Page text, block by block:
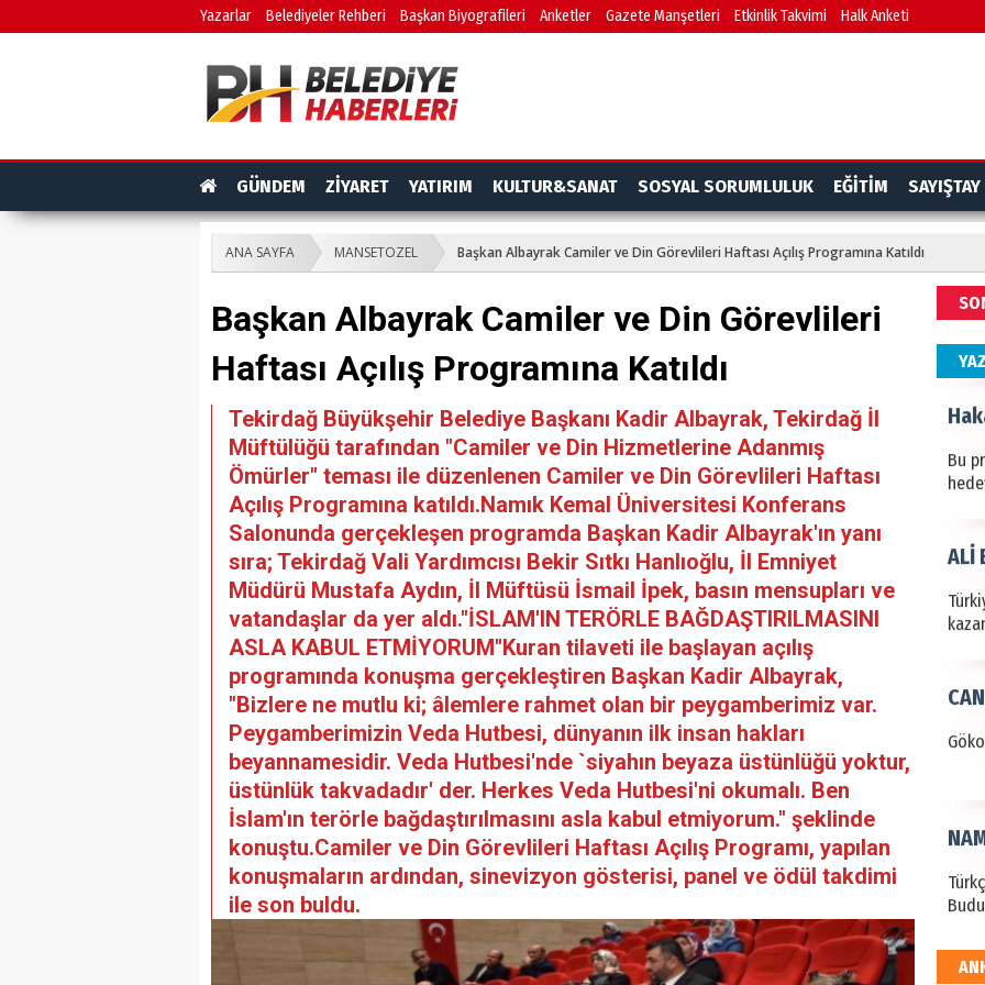
Yazarlar Belediyeler Rehberi Başkan Biyografileri Anketler Gazete Manşetleri Etkinlik Takvimi Halk Anketi
GÜNDEM ZİYARET YATIRIM KULTUR&SANAT SOSYAL SORUMLULUK EĞİTİM SAYIŞTAY
ANA SAYFA MANSETOZEL Başkan Albayrak Camiler ve Din Görevlileri Haftası Açılış Programına Katıldı
Başkan Albayrak Camiler ve Din Görevlileri
Haftası Açılış Programına Katıldı
Tekirdağ Büyükşehir Belediye Başkanı Kadir Albayrak, Tekirdağ İl
Müftülüğü tarafından "Camiler ve Din Hizmetlerine Adanmış
Ömürler" teması ile düzenlenen Camiler ve Din Görevlileri Haftası
Açılış Programına katıldı.Namık Kemal Üniversitesi Konferans
Salonunda gerçekleşen programda Başkan Kadir Albayrak'ın yanı
sıra; Tekirdağ Vali Yardımcısı Bekir Sıtkı Hanlıoğlu, İl Emniyet
Müdürü Mustafa Aydın, İl Müftüsü İsmail İpek, basın mensupları ve
vatandaşlar da yer aldı."İSLAM'IN TERÖRLE BAĞDAŞTIRILMASINI
ASLA KABUL ETMİYORUM"Kuran tilaveti ile başlayan açılış
programında konuşma gerçekleştiren Başkan Kadir Albayrak,
"Bizlere ne mutlu ki; âlemlere rahmet olan bir peygamberimiz var.
Peygamberimizin Veda Hutbesi, dünyanın ilk insan hakları
beyannamesidir. Veda Hutbesi'nde `siyahın beyaza üstünlüğü yoktur,
üstünlük takvadadır' der. Herkes Veda Hutbesi'ni okumalı. Ben
İslam'ın terörle bağdaştırılmasını asla kabul etmiyorum." şeklinde
konuştu.Camiler ve Din Görevlileri Haftası Açılış Programı, yapılan
konuşmaların ardından, sinevizyon gösterisi, panel ve ödül takdimi
ile son buldu.
Bu
ALİ